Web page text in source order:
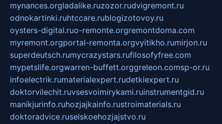
mynances.orgladalike.ruzozor.rudvigremont.ru
odnokartinki.ruhtccare.rublogizotovoy.ru
oysters-digital.ruo-remonte.orgremontdoma.com
myremont.orgportal-remonta.orgvyitikho.rumirjon.ru
superdeutsch.rumycrazystars.rufilosofyfree.com
mypetslife.orgwarren-buffett.orggreleon.comsp-or.ru
infoelectrik.rumaterialexpert.rudetkiexpert.ru
doktorvilechit.ruvsesvoimirykami.ruinstrumentgid.ru
manikjurinfo.ruhozjajkainfo.rustroimaterials.ru
doktoradvice.ruselskoehozjajstvo.ru